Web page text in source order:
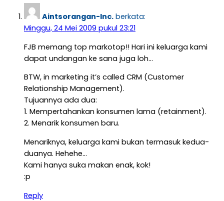
Aintsorangan-Inc. berkata:
Minggu, 24 Mei 2009 pukul 23:21
FJB memang top markotop!! Hari ini keluarga kami
dapat undangan ke sana juga loh…
BTW, in marketing it’s called CRM (Customer
Relationship Management).
Tujuannya ada dua:
1. Mempertahankan konsumen lama (retainment).
2. Menarik konsumen baru.
Menariknya, keluarga kami bukan termasuk kedua-
duanya. Hehehe…
Kami hanya suka makan enak, kok!
:p
Reply